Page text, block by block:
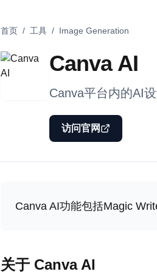
首页 / 工具 / Image Generation
Canva AI
Canva平台内的AI
访问官网
Canva AI功能包括Magic
关于 Canva AI